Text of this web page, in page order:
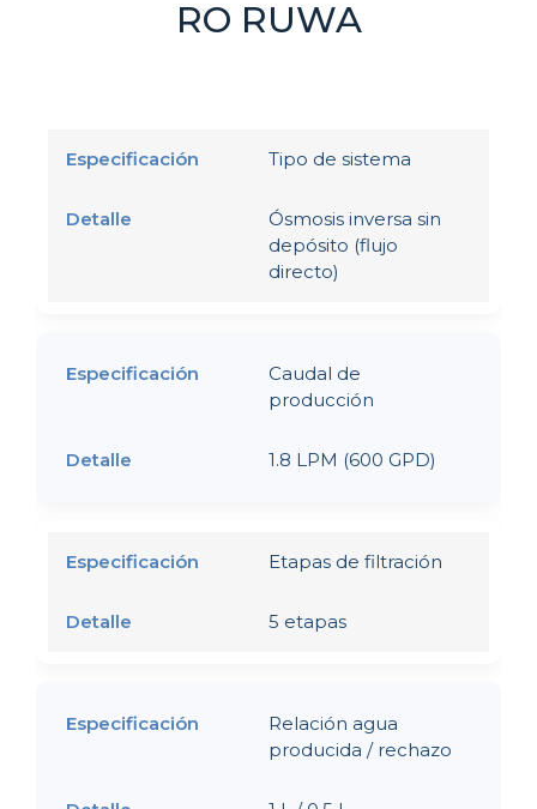
RO RUWA
Tipo de sistema
Ósmosis inversa sin
depósito (flujo
directo)
Caudal de
producción
1.8 LPM (600 GPD)
Etapas de filtración
5 etapas
Relación agua
producida / rechazo